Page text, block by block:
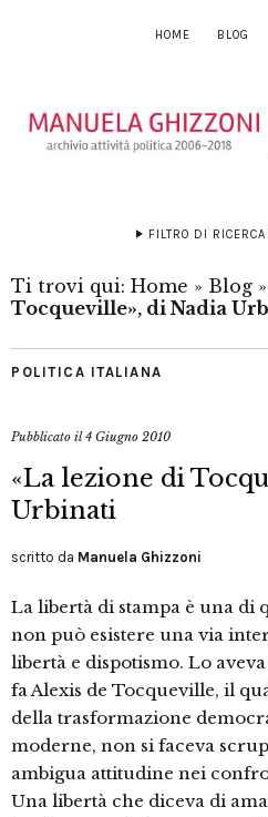
HOME BLOG
FILTRO DI
Ti trovi qui: Home » Blog »
Tocqueville», di Nadia
POLITICA ITALIANA
Pubblicato il4 Giugno 2010
«La lezione di
Urbinati
scritto da Manuela Ghizzoni
La libertà di stampa è una di
non può esistere una via
libertà e dispotismo. Lo
fa Alexis de Tocqueville, il
della trasformazione
moderne, non si faceva
ambigua attitudine nei
Una libertà che diceva di